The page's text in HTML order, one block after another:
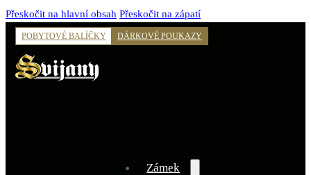
Přeskočit na hlavní obsah Přeskočit na zápatí
POBYTOVÉ BALÍČKY DÁRKOVÉ POUKAZY
Zámek